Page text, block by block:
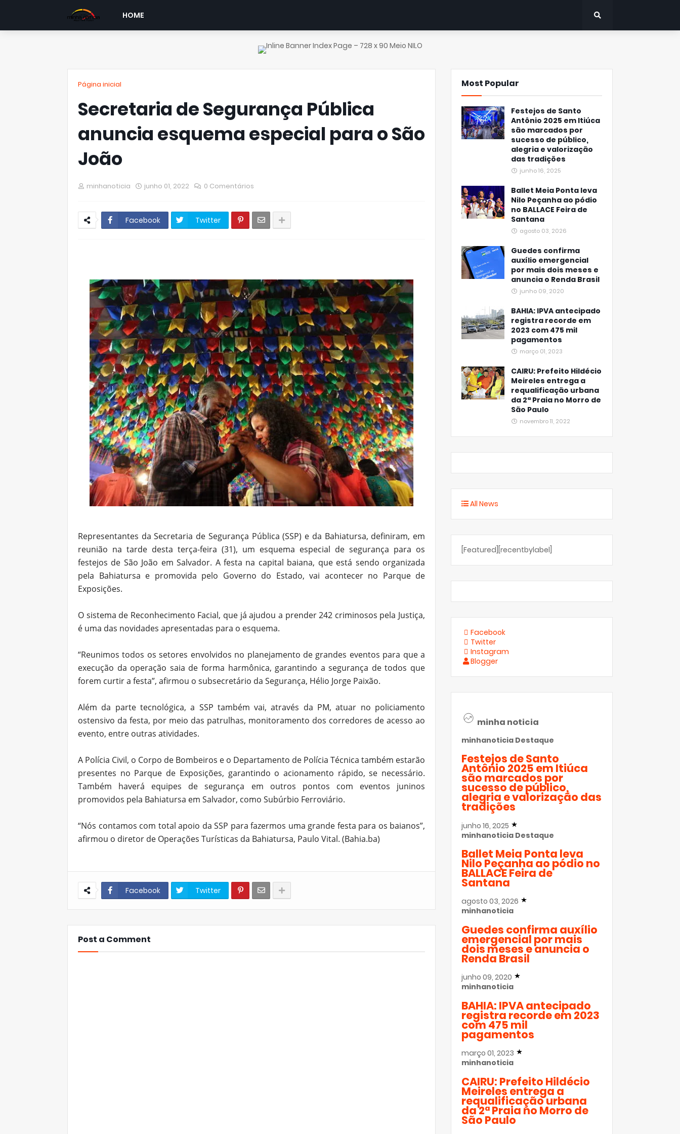
HOME
Página inicial
Secretaria de Segurança Pública
anuncia esquema especial para o São
João
minhanoticia junho 01, 2022 0 Comentários
Facebook Twitter
Representantes da Secretaria de Segurança Pública (SSP) e da Bahiatursa, definiram, em
reunião na tarde desta terça-feira (31), um esquema especial de segurança para os
festejos de São João em Salvador. A festa na capital baiana, que está sendo organizada
pela Bahiatursa e promovida pelo Governo do Estado, vai acontecer no Parque de
Exposições.
O sistema de Reconhecimento Facial, que já ajudou a prender 242 criminosos pela Justiça,
é uma das novidades apresentadas para o esquema.
“Reunimos todos os setores envolvidos no planejamento de grandes eventos para que a
execução da operação saia de forma harmônica, garantindo a segurança de todos que
forem curtir a festa”, afirmou o subsecretário da Segurança, Hélio Jorge Paixão.
Além da parte tecnológica, a SSP também vai, através da PM, atuar no policiamento
ostensivo da festa, por meio das patrulhas, monitoramento dos corredores de acesso ao
evento, entre outras atividades.
A Polícia Civil, o Corpo de Bombeiros e o Departamento de Polícia Técnica também estarão
presentes no Parque de Exposições, garantindo o acionamento rápido, se necessário.
Também haverá equipes de segurança em outros pontos com eventos juninos
promovidos pela Bahiatursa em Salvador, como Subúrbio Ferroviário.
“Nós contamos com total apoio da SSP para fazermos uma grande festa para os baianos”,
afirmou o diretor de Operações Turísticas da Bahiatursa, Paulo Vital. (Bahia.ba)
Facebook Twitter
Post a Comment
Most Popular
Festejos de Santo
Antônio 2025 em Itiúca
são marcados por
sucesso de público,
alegria e valorização
das tradições
junho 16, 2025
Ballet Meia Ponta leva
Nilo Peçanha ao pódio
no BALLACE Feira de
Santana
agosto 03, 2026
Guedes confirma
auxílio emergencial
por mais dois meses e
anuncia o Renda Brasil
junho 09, 2020
BAHIA: IPVA antecipado
registra recorde em
2023 com 475 mil
pagamentos
março 01, 2023
CAIRU: Prefeito Hildécio
Meireles entrega a
requalificação urbana
da 2ª Praia no Morro de
São Paulo
novembro 11, 2022
All News
[Featured][recentbylabel]
Facebook
Twitter
Instagram
Blogger
minha noticia
minhanoticia Destaque
Festejos de Santo
Antônio 2025 em Itiúca
são marcados por
sucesso de público,
alegria e valorização das
tradições
junho 16, 2025
minhanoticia Destaque
Ballet Meia Ponta leva
Nilo Peçanha ao pódio no
BALLACE Feira de
Santana
agosto 03, 2026
minhanoticia
Guedes confirma auxílio
emergencial por mais
dois meses e anuncia o
Renda Brasil
junho 09, 2020
minhanoticia
BAHIA: IPVA antecipado
registra recorde em 2023
com 475 mil
pagamentos
março 01, 2023
minhanoticia
CAIRU: Prefeito Hildécio
Meireles entrega a
requalificação urbana
da 2ª Praia no Morro de
São Paulo